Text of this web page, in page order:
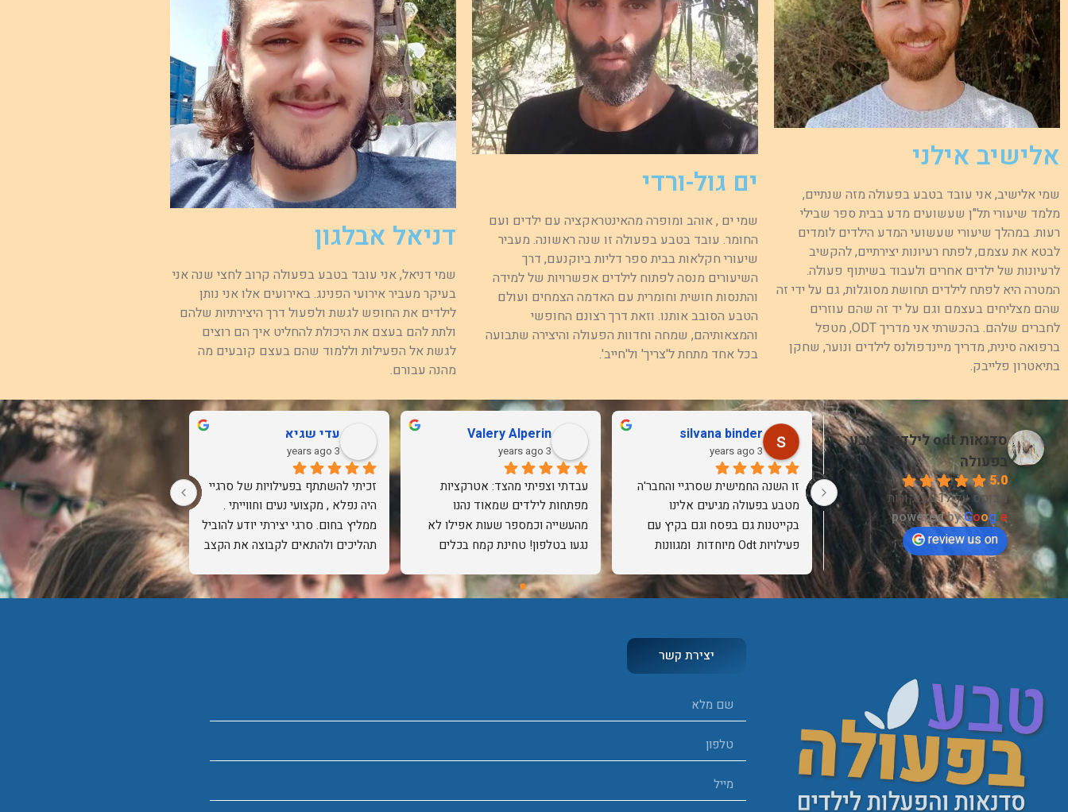
אלישיב אילני
שמי אלישיב, אני עובד בטבע בפעולה מזה שנתיים,
מלמד שיעורי תל"ן שעשועים מדע בבית ספר שבילי
רעות. במהלך שיעורי שעשועי המדע הילדים לומדים
לבטא את עצמם, לפתח רעיונות יצירתיים, להקשיב
לרעיונות של ילדים אחרים ולעבוד בשיתוף פעולה.
המטרה היא לפתח לילדים תחושת מסוגלות, גם על ידי זה
שהם מצליחים בעצמם וגם על יד זה שהם עוזרים
לחברים שלהם. בהכשרתי אני מדריך ODT, מטפל
ברפואה סינית, מדריך מיינדפולנס לילדים ונוער, שחקן
בתיאטרון פלייבק.
ים גול-ורדי
שמי ים , אוהב ומופרה מהאינטראקציה עם ילדים ועם
החומר. עובד בטבע בפעולה זו שנה ראשונה. מעביר
שיעורי חקלאות בבית ספר דליות ביוקנעם, דרך
השיעורים מנסה לפתוח לילדים אפשרויות של למידה
והתנסות חושית וחומרית עם האדמה הצמחים ועולם
הטבע הסובב אותנו. וזאת דרך רצונם החופשי
והמצאותיהם, שמחה וחדוות הפעולה והיצירה שתבועה
בכל אחד מתחת ל'צריך' ול'חייב'.
דניאל אבלגון
שמי דניאל, אני עובד בטבע בפעולה קרוב לחצי שנה אני
בעיקר מעביר אירועי הפנינג. באירועים אלו אני נותן
לילדים את החופש לגשת ולפעול דרך היצירתיות שלהם
ולתת להם בעצם את היכולת להחליט איך הם רוצים
לגשת אל הפעילות וללמוד שהם בעצם קובעים מה
מהנה עבורם.
סדנאות odt לילדים - טבע
בפעולה
5.0
מבוסס על 217 ביקורות
powered byGoogle
review us on
Yop Cohen
הפעלה מצויינת, חינוכית וכייפית!
וההורים היו מוקסמים וליוו אותם בכל
מטבע בפעולה!
silvana binder
3 years ago
בקייטנות גם בפסח וגם בקיץ עם
פעילויות Odt מיוחדות  ומגוונות
תמיד עם ים של סבלנות, חיוך על
הפנים, חוש הומור, רגישות ואדיבות.
Valery Alperin
3 years ago
בהתחשב בדור המודרני של היום!
עדי שגיא
3 years ago
טבע בפעולה, ממש עושה קסם.
ציוד בטיחותי.
יודעים לקראת מה מגיעים.
חוויה לכולם, וברור שנחזור לעוד
פעילויות.
ישר כח
יצירת קשר